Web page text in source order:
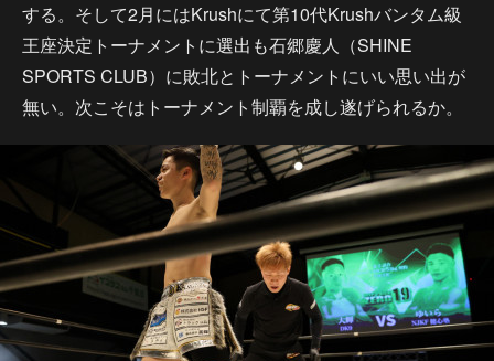
する。そして2月にはKrushにて第10代Krushバンタム級
王座決定トーナメントに選出も石郷慶人（SHINE
SPORTS CLUB）に敗北とトーナメントにいい思い出が
無い。次こそはトーナメント制覇を成し遂げられるか。